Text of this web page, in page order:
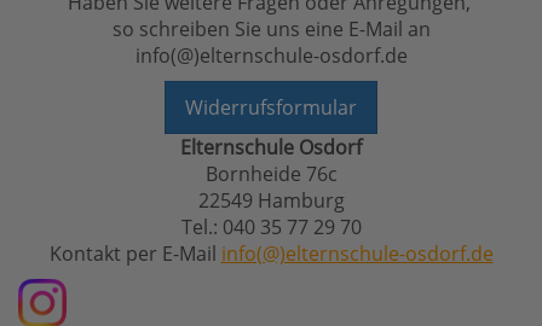
so schreiben Sie uns eine E-Mail an
info(@)elternschule-osdorf.de
Widerrufsformular
Elternschule Osdorf
Bornheide 76c
22549 Hamburg
Tel.: 040 35 77 29 70
Kontakt per E-Mail info(@)elternschule-osdorf.de